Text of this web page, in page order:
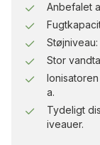
Anbefalet
Stor
a.
Tydeligt
iveauer.